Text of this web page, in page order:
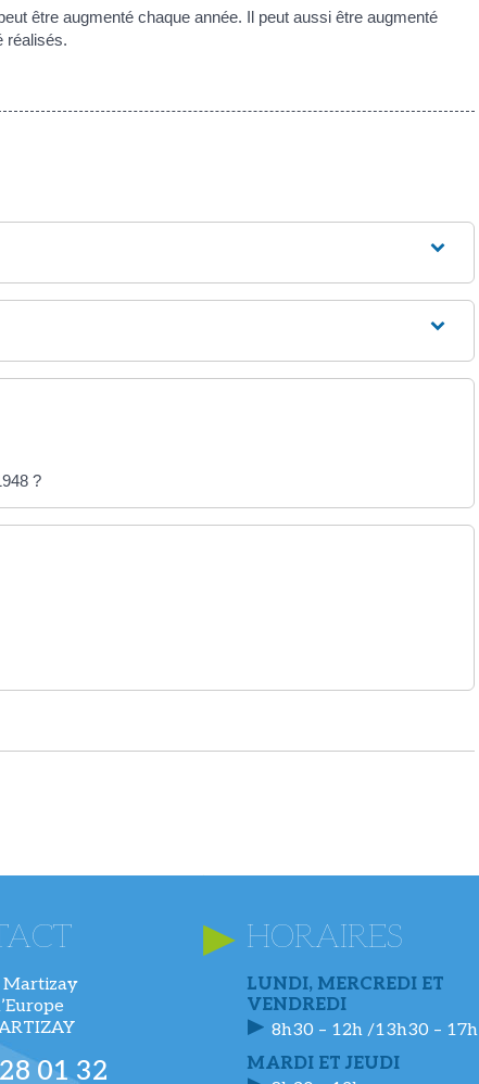
être augmenté chaque année. Il peut aussi être augmenté
réalisés.
?
Martizay
01 32
HORAIRES
LUNDI, MERCREDI ET
VENDREDI
8h30 – 12h /13h30 – 17h
MARDI ET JEUDI